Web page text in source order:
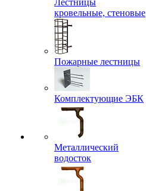
Лестницы
кровельные, стеновые
Пожарные лестницы
Комплектующие ЭБК
Металлический
водосток